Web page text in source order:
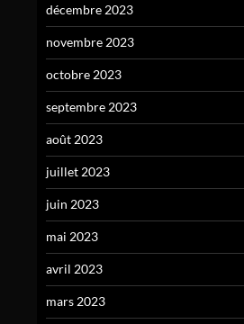
décembre 2023
novembre 2023
octobre 2023
septembre 2023
août 2023
juillet 2023
juin 2023
mai 2023
avril 2023
mars 2023